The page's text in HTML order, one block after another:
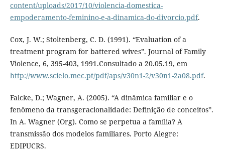
content/uploads/2017/10/violencia-domestica-
empoderamento-feminino-e-a-dinamica-do-divorcio.pdf.
Cox, J. W.; Stoltenberg, C. D. (1991). “Evaluation of a
treatment program for battered wives”. Journal of Family
Violence, 6, 395-403, 1991.Consultado a 20.05.19, em
http://www.scielo.mec.pt/pdf/aps/v30n1-2/v30n1-2a08.pdf.
Falcke, D.; Wagner, A. (2005). “A dinâmica familiar e o
fenômeno da transgeracionalidade: Definição de conceitos”.
In A. Wagner (Org). Como se perpetua a família? A
transmissão dos modelos familiares. Porto Alegre:
EDIPUCRS.